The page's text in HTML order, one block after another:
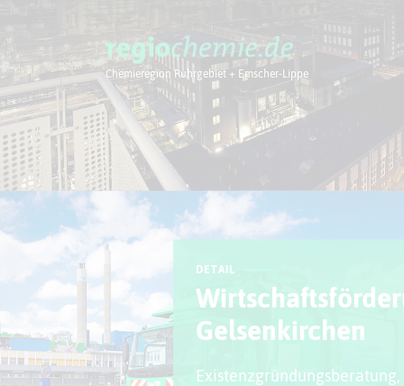
Chemieregion Ruhrgebiet + Emscher-Lippe
Chemieregion
DETAIL
Gelsenkirchen